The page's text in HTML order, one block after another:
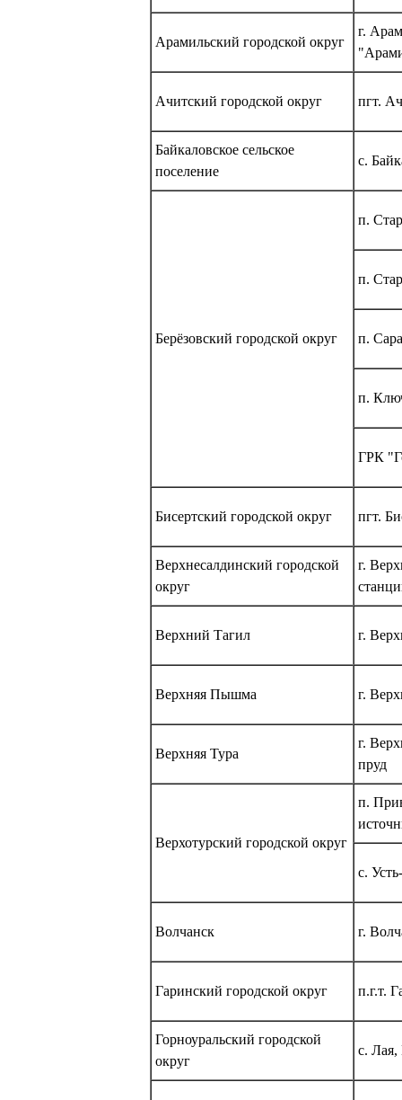
Арамильский городской округ
г.
Ачитский городской округ пгт.
Байкаловское сельское
поселение
с.
Берёзовский городской округ
п.
п.
п.
п.
ГРК
Бисертский городской округ пгт.
Верхнесалдинский городской
округ
г.
Верхний Тагил г.
Верхняя Пышма г.
Верхняя Тура
г.
пруд
Верхотурский городской округ
п.
с.
Волчанск г.
Гаринский городской округ п.г.т.
Горноуральский городской
округ
с. Лая,